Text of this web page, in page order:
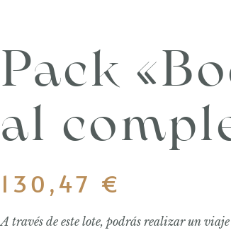
Pack
al
130,47 €
A través de este lote, podrás realizar un